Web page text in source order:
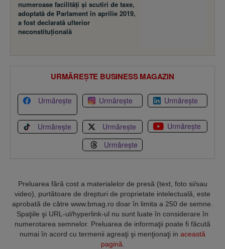
numeroase facilităţi şi scutiri de taxe,
adoptată de Parlament în aprilie 2019,
a fost declarată ulterior
neconstituţională
URMĂREȘTE BUSINESS MAGAZIN
Urmărește Urmărește Urmărește
Urmărește Urmărește
Urmărește
Urmărește
Preluarea fără cost a materialelor de presă (text, foto si/sau
video), purtătoare de drepturi de proprietate intelectuală, este
aprobată de către www.bmag.ro doar în limita a 250 de semne.
Spaţiile şi URL-ul/hyperlink-ul nu sunt luate în considerare în
numerotarea semnelor. Preluarea de informaţii poate fi făcută
numai în acord cu termenii agreaţi şi menţionaţi in această
pagină.